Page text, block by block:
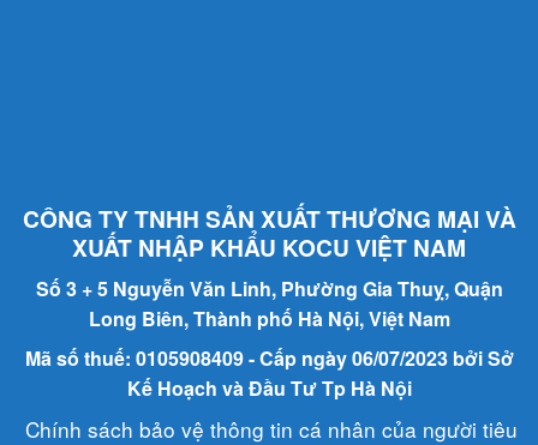
CÔNG TY TNHH SẢN XUẤT THƯƠNG MẠI VÀ
XUẤT NHẬP KHẨU KOCU VIỆT NAM
Số 3 + 5 Nguyễn Văn Linh, Phường Gia Thuỵ, Quận
Long Biên, Thành phố Hà Nội, Việt Nam
Mã số thuế: 0105908409 - Cấp ngày 06/07/2023 bởi Sở
Kế Hoạch và Đầu Tư Tp Hà Nội
Chính sách bảo vệ thông tin cá nhân của người tiêu